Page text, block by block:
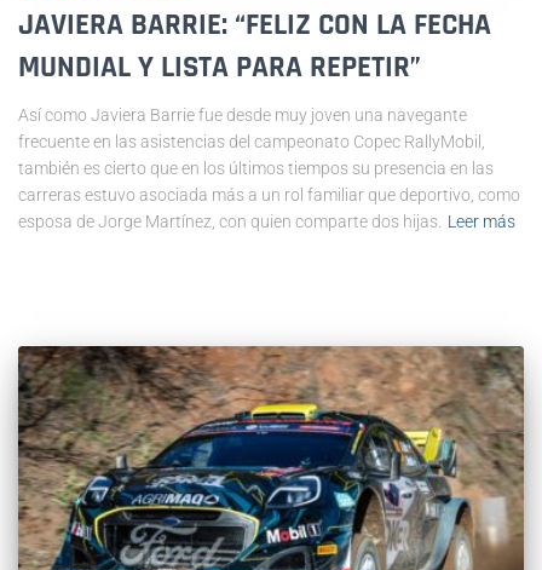
JAVIERA BARRIE: “FELIZ CON LA FECHA
MUNDIAL Y LISTA PARA REPETIR”
Así como Javiera Barrie fue desde muy joven una navegante
frecuente en las asistencias del campeonato Copec RallyMobil,
también es cierto que en los últimos tiempos su presencia en las
carreras estuvo asociada más a un rol familiar que deportivo, como
esposa de Jorge Martínez, con quien comparte dos hijas. Leer más